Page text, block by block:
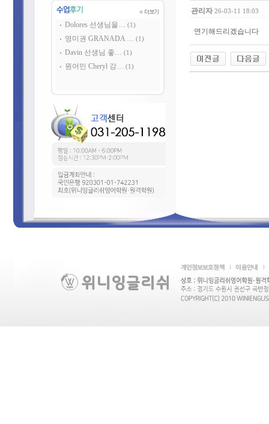
Dolores 선생님을… (1)
영미권 GRANADA … (1)
Davin 선생님 좋… (1)
원어민 Cheryl 강… (1)
관리자 26-03-11 18:03
연기해드리겠습니다